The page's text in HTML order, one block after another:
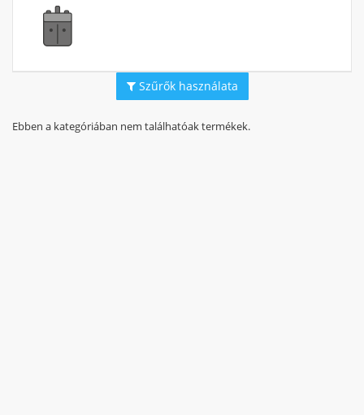
Szűrők használata
Ebben a kategóriában nem találhatóak termékek.